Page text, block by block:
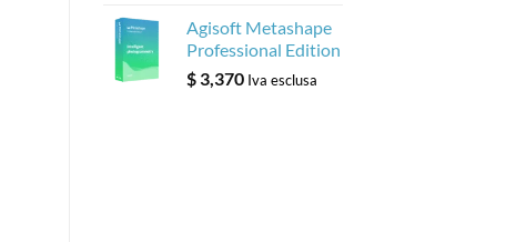
Agisoft Metashape
Professional Edition
$3,370 Iva esclusa